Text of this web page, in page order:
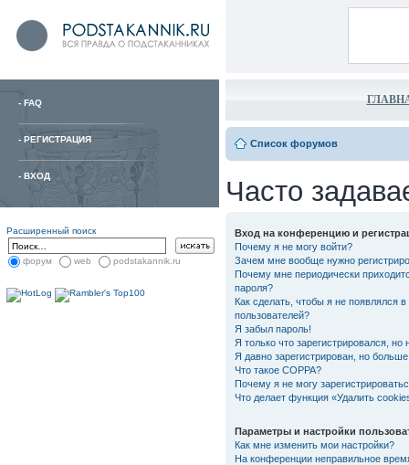
- FAQ
- РЕГИСТРАЦИЯ
- ВХОД
Расширенный поиск
форум web podstakannik.ru
Список форумов
Часто
Вход на конференцию и
Почему я не могу войти?
Зачем мне вообще нужно
Почему мне периодически
пароля?
Как сделать, чтобы я не появлялся
пользователей?
Я забыл пароль!
Я только что зарегистрировался, но
Я давно зарегистрирован, но
Что такое COPPA?
Почему я не могу
Что делает функция «Удалить
Параметры и настройки
Как мне изменить мои настройки?
На конференции неправильное